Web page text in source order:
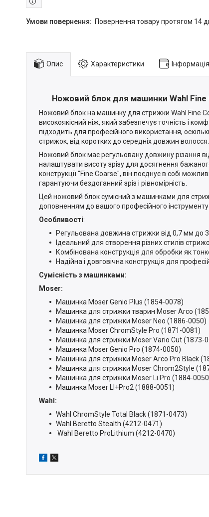
повернення товару протягом 14
Опис Характеристики
Ножовий блок для машинки Wahl
Ножовий блок на машинку для стрижки Wahl Fine
високоякісний ніж, який забезпечує точність і
підходить для професійного використання,
стрижок, від коротких до середніх довжин волосся.
Ножовий блок має регульовану довжину різання
налаштувати висоту зрізу для досягнення
конструкції "Fine Coarse", він поєднує в собі
гарантуючи бездоганний зріз і рівномірність.
Цей ножовий блок сумісний з машинками для
доповненням до вашого професійного
Особливості:
Регульована довжина стрижки від 0,7 мм до
Ідеальний для створення різних стилів
Комбінована конструкція для обробки як
Надійна і довговічна конструкція для
Сумісність з машинками:
Moser:
Машинка Moser Genio Plus (1854-0078)
Машинка для стрижки тварин Moser Arco
Машинка для стрижки Moser Neo (1886-0050)
Машинка Moser ChromStyle Pro (1871-0081)
Машинка для стрижки Moser Vario Cut (1873-
Машинка Moser Genio Pro (1874-0050)
Машинка для стрижки Moser Arco Pro Black
Машинка для стрижки Moser Chrom2Style
Машинка для стрижки Moser Li Pro (1884-
Машинка Moser LI+Pro2 (1888-0051)
Wahl:
Wahl ChromStyle Total Black (1871-0473)
Wahl Beretto Stealth (4212-0471)
Wahl Beretto ProLithium (4212-0470)